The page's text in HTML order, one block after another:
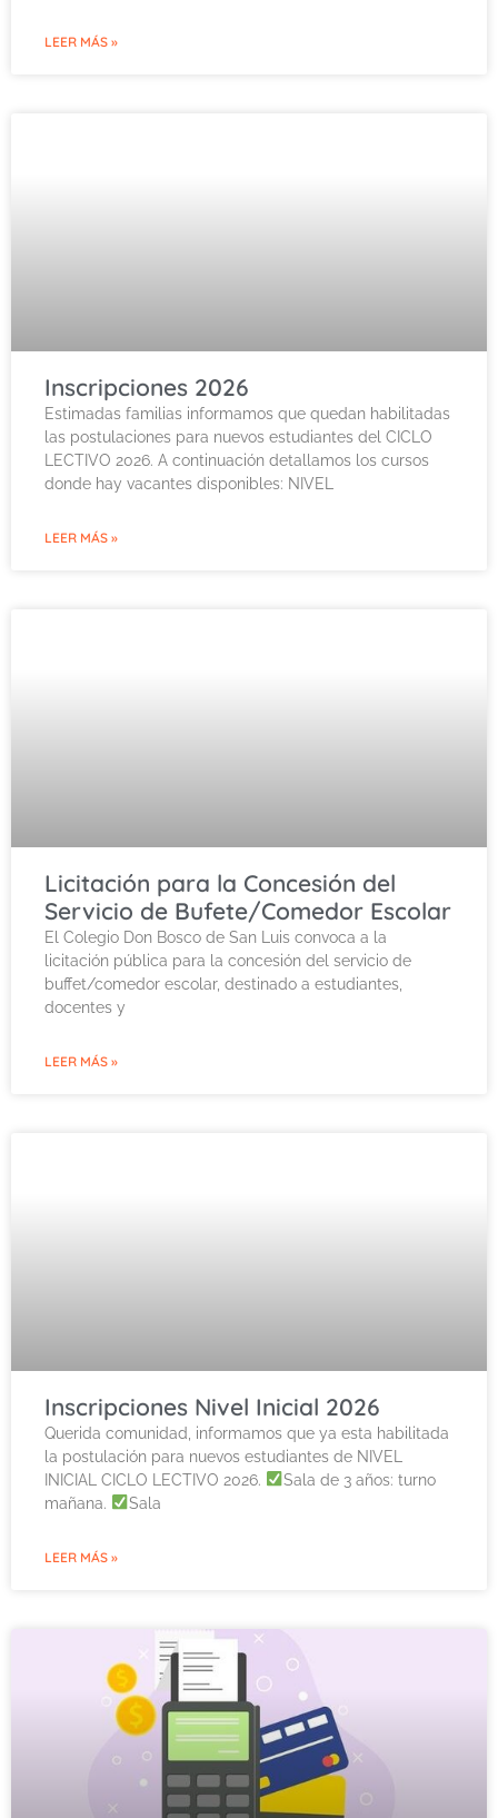
LEER MÁS »
Inscripciones 2026
Estimadas familias informamos que quedan habilitadas
las postulaciones para nuevos estudiantes del CICLO
LECTIVO 2026. A continuación detallamos los cursos
donde hay vacantes disponibles: NIVEL
LEER MÁS »
Licitación para la Concesión del
Servicio de Bufete/Comedor Escolar
El Colegio Don Bosco de San Luis convoca a la
licitación pública para la concesión del servicio de
buffet/comedor escolar, destinado a estudiantes,
docentes y
LEER MÁS »
Inscripciones Nivel Inicial 2026
Querida comunidad, informamos que ya esta habilitada
la postulación para nuevos estudiantes de NIVEL
INICIAL CICLO LECTIVO 2026.
Sala de 3 años: turno
mañana.
Sala
LEER MÁS »